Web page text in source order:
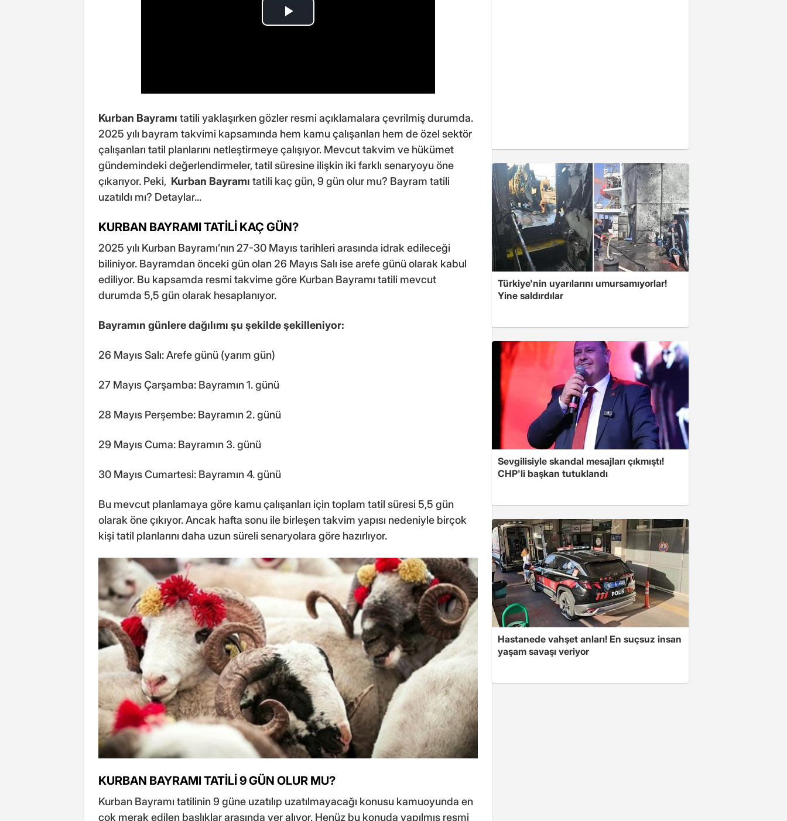
Kurban Bayramı tatili yaklaşırken gözler resmi açıklamalara çevrilmiş durumda.
2025 yılı bayram takvimi kapsamında hem kamu çalışanları hem de özel sektör
çalışanları tatil planlarını netleştirmeye çalışıyor. Mevcut takvim ve hükümet
gündemindeki değerlendirmeler, tatil süresine ilişkin iki farklı senaryoyu öne
çıkarıyor. Peki, Kurban Bayramı tatili kaç gün, 9 gün olur mu? Bayram tatili
uzatıldı mı? Detaylar...
KURBAN BAYRAMI TATİLİ KAÇ GÜN?
2025 yılı Kurban Bayramı’nın 27-30 Mayıs tarihleri arasında idrak edileceği
biliniyor. Bayramdan önceki gün olan 26 Mayıs Salı ise arefe günü olarak kabul
ediliyor. Bu kapsamda resmi takvime göre Kurban Bayramı tatili mevcut
durumda 5,5 gün olarak hesaplanıyor.
Bayramın günlere dağılımı şu şekilde şekilleniyor:
26 Mayıs Salı: Arefe günü (yarım gün)
27 Mayıs Çarşamba: Bayramın 1. günü
28 Mayıs Perşembe: Bayramın 2. günü
29 Mayıs Cuma: Bayramın 3. günü
30 Mayıs Cumartesi: Bayramın 4. günü
Bu mevcut planlamaya göre kamu çalışanları için toplam tatil süresi 5,5 gün
olarak öne çıkıyor. Ancak hafta sonu ile birleşen takvim yapısı nedeniyle birçok
kişi tatil planlarını daha uzun süreli senaryolara göre hazırlıyor.
KURBAN BAYRAMI TATİLİ 9 GÜN OLUR MU?
Kurban Bayramı tatilinin 9 güne uzatılıp uzatılmayacağı konusu kamuoyunda en
çok merak edilen başlıklar arasında yer alıyor. Henüz bu konuda yapılmış resmi
Türkiye'nin uyarılarını umursamıyorlar!
Yine saldırdılar
Sevgilisiyle skandal mesajları çıkmıştı!
CHP'li başkan tutuklandı
Hastanede vahşet anları! En suçsuz insan
yaşam savaşı veriyor